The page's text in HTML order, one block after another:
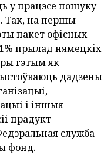
у працэсе пошуку
Так, на першы
пакет офісных
прылад нямецкіх
гэтым як
дадзены
і іншыя
прадукт
служба
фонд.